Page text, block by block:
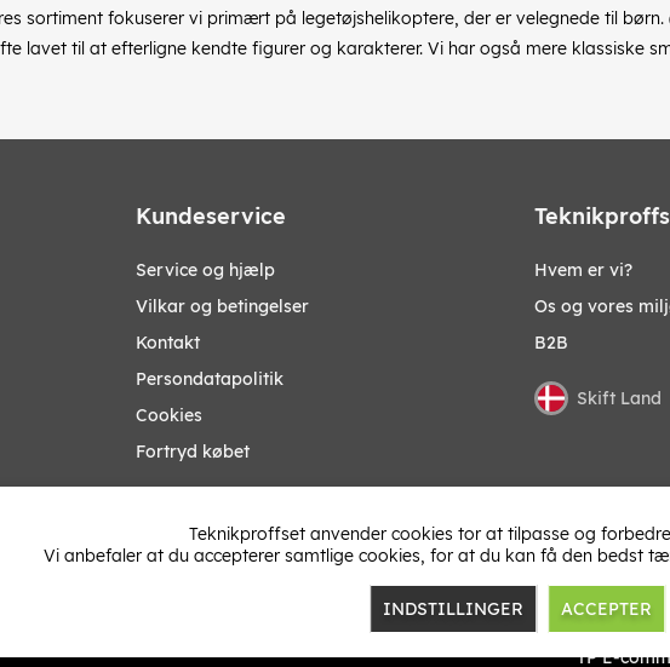
sortiment fokuserer vi primært på legetøjshelikoptere, der er velegnede til
lavet til at efterligne kendte figurer og karakterer. Vi har også mere klassiske
Kundeservice
Service og hjælp
Vilkar og betingelser
Kontakt
Persondatapolitik
Cookies
Fortryd købet
Hvem er vi?
Os og vores
B2B
Skift Land
TP E-
Teknikproffset anvender cookies tor at tilpasse og
Vi anbefaler at du accepterer samtlige cookies, for at du kan få den bedst
INDSTILLINGER ACCEPTER